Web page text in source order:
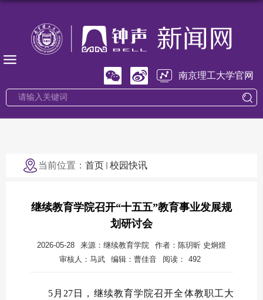
南京理工大学官网
当前位置： 首页 校园快讯
继续教育学院召开“十五五”教育事业发展规
划研讨会
2026-05-28 来源：继续教育学院
作者：陈玥昕 史炯煜
审核人：马武
编辑：曹佳音 阅读： 492
5月27日，继续教育学院召开全体教职工大